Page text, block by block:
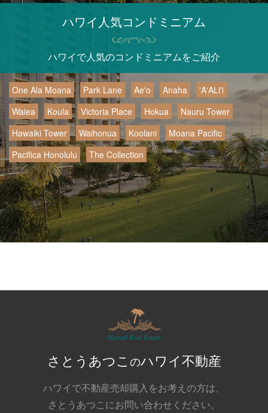
ハワイ人気コンドミニアム
ハワイで人気のコンドミニアムをご紹介
One Ala Moana Park Lane Ae'o Anaha
'A'ALi'i
Waiea
Koula Victoria Place Hokua
Nauru Tower
Hawaiki Tower
Waihonua Koolani
Moana Pacific
Pacifica Honolulu
The Collection
さとうあつこ のハワイ不動産
ハワイで不動産売却購入をお考えの方は、
さとうあつこにお問い合わせください。